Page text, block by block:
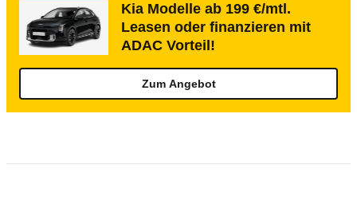
Kia Modelle ab 199 €/mtl.
Leasen oder finanzieren mit
ADAC Vorteil!
Zum Angebot